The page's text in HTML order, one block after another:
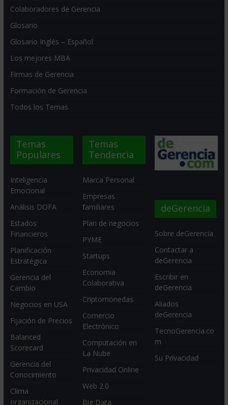
Colaboradores de Gerencia
Glosario
Glosario Inglés – Español
Los mejores MBA
Firmas de Gerencia
Formación de Gerencia
Todos los Temas
Temas
Populares
Inteligencia
Emocional
Análisis DOFA
Estados
Financieros
Planificación
Estratégica
Gerencia del
Cambio
Negocios en USA
Fijación de Precios
Balanced
Scorecard
Gerencia del
Conocimiento
Clima
organizacional
Temas
Tendencia
Marca Personal
Empresas
familiares
Plan de negocios
PYME
Startups
Economia
Colaborativa
Criptomonedas
Comercio
Electrónico
Computación en
La Nube
Privacidad Online
Web 2.0
Big Data
deGerencia
Sobre deGerencia
Contactar a
deGerencia
Escribir en
deGerencia
Aliados
deGerencia
TecnoGerencia.co
m
Su Privacidad